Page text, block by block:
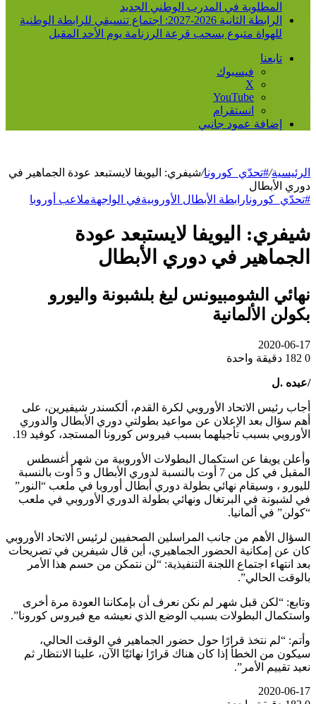
المطلوبة في المدرب الوطني الجديد
الرابطة الثانية 2026-2027: اجتماع تنسيقي للرابطة الوطنية
للهواة متبوع بسحب قرعة الرزنامة يوم الأحد المقبل
تابعنا
فيسبوك
‫X
‫YouTube
انستقرام
إضافة عمود جانبي
الرئيسية/#تحدّي_كورونا/شيفري: اليويفا لايستبعد عودة الجماهير في
دوري الأبطال
#تحدّي_كورونارابطة الأبطال الأوروبيةفي الواجهةملاعب أوروبا
شيفري: اليويفا لايستبعد عودة
الجماهير في دوري الأبطال
نهائي الشومبيونس ليغ بلشبونة واليورو
بكولن الألمانية
2020-06-17
0
دقيقة واحدة
/عبده .ل
أجاب رئيس الاتحاد الأوروبي لكرة القدم، ألكسندر شيفيرين، على
أهم سؤال بعد الإعلان عن مواعيد بطولتي دوري الأبطال والدوري
الأوروبي بسبب تأجيلهما بسبب فيروس كورونا المستجد، كوفيد 19.
وأعلن يويفا عن استكمال البطولات الأوروبية من شهر أغسطس
المقبل في كل من 7 أوت بالنسبة لدوري الأبطال و 5 أوت بالنسبة
لليورو ، وسيقام نهائي بطولة دوري أبطال أوروبا في ملعب “النور”
في لشبونة في البرتغال ونهائي بطولة الدوري الأوروبي في ملعب
“كولن” في ألمانيا.
السؤال الأهم من جانب المراسلين الصحفيين لرئيس الاتحاد الأوروبي
كان عن إمكانية الحضور الجماهيري، أين قال شيفرين في تصريحات
بعد انتهاء اجتماع اللجنة التنفيذية: “لن نتمكن من حسم هذا الأمر
بالوقت الحالي”.
وتابع: “لكن قبل شهر لم نكن نعرف أن بإمكاننا العودة مرة أخرى
واستكمال البطولات بسبب الوضع الذي نعيشه مع فيروس كورونا”.
وأتم: “لم نتخذ قرارًا حول حضور الجماهير في الوقت الحالي،
سيكون من الخطأ إذا كان هناك قرارًا نهائيًا الآن، علينا الانتظار ثم
نعيد تقييم الأمر”.
2020-06-17